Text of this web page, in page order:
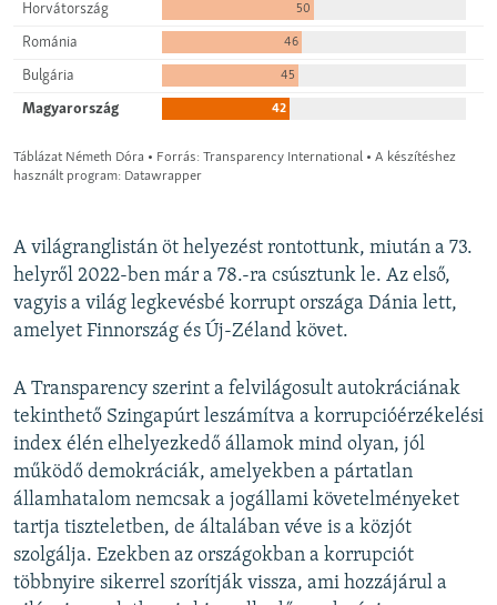
A világranglistán öt helyezést rontottunk, miután a 73.
helyről 2022-ben már a 78.-ra csúsztunk le. Az első,
vagyis a világ legkevésbé korrupt országa Dánia lett,
amelyet Finnország és Új-Zéland követ.
A Transparency szerint a felvilágosult autokráciának
tekinthető Szingapúrt leszámítva a korrupcióérzékelési
index élén elhelyezkedő államok mind olyan, jól
működő demokráciák, amelyekben a pártatlan
államhatalom nemcsak a jogállami követelményeket
tartja tiszteletben, de általában véve is a közjót
szolgálja. Ezekben az országokban a korrupciót
többnyire sikerrel szorítják vissza, ami hozzájárul a